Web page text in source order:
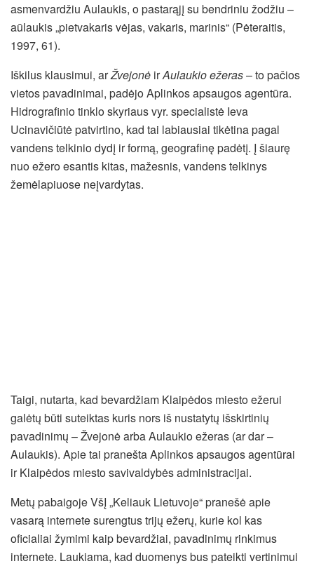
asmenvardžiu Aulaukis, o pastarąjį su bendriniu žodžiu –
aūlaukis „pietvakaris vėjas, vakaris, marinis“ (Pėteraitis,
1997, 61).
Iškilus klausimui, arŽvejonė irAulaukio ežeras– to pačios
vietos pavadinimai, padėjo Aplinkos apsaugos agentūra.
Hidrografinio tinklo skyriaus vyr. specialistė Ieva
Ucinavičiūtė patvirtino, kad tai labiausiai tikėtina pagal
vandens telkinio dydį ir formą, geografinę padėtį. Į šiaurę
nuo ežero esantis kitas, mažesnis, vandens telkinys
žemėlapiuose neįvardytas.
Taigi, nutarta, kad bevardžiam Klaipėdos miesto ežerui
galėtų būti suteiktas kuris nors iš nustatytų išskirtinių
pavadinimų – Žvejonė arba Aulaukio ežeras (ar dar –
Aulaukis). Apie tai pranešta Aplinkos apsaugos agentūrai
ir Klaipėdos miesto savivaldybės administracijai.
Metų pabaigoje VšĮ „Keliauk Lietuvoje“ pranešė apie
vasarą internete surengtus trijų ežerų, kurie kol kas
oficialiai žymimi kaip bevardžiai, pavadinimų rinkimus
internete. Laukiama, kad duomenys bus pateikti vertinimui